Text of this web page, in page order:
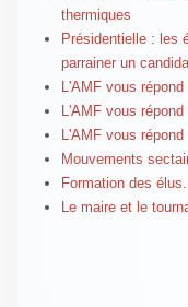
thermiques
Présidentielle : les
parrainer un
L'AMF vous répond
L'AMF vous répond
L'AMF vous répond
Mouvements
Formation des
Le maire et le